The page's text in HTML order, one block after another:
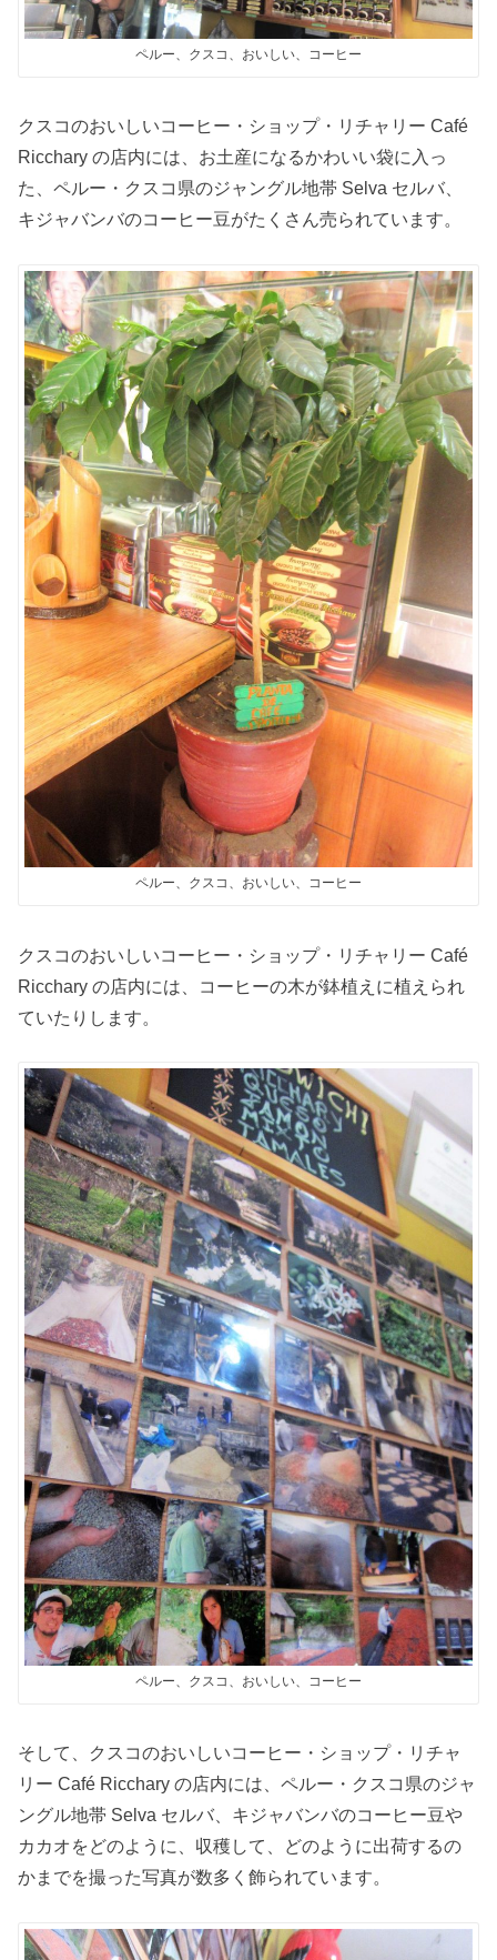
ペルー、クスコ、おいしい、コーヒー
クスコのおいしいコーヒー・ショップ・リチャリー Café
Ricchary の店内には、お土産になるかわいい袋に入っ
た、ペルー・クスコ県のジャングル地帯 Selva セルバ、
キジャバンバのコーヒー豆がたくさん売られています。
ペルー、クスコ、おいしい、コーヒー
クスコのおいしいコーヒー・ショップ・リチャリー Café
Ricchary の店内には、コーヒーの木が鉢植えに植えられ
ていたりします。
ペルー、クスコ、おいしい、コーヒー
そして、クスコのおいしいコーヒー・ショップ・リチャ
リー Café Ricchary の店内には、ペルー・クスコ県のジャ
ングル地帯 Selva セルバ、キジャバンバのコーヒー豆や
カカオをどのように、収穫して、どのように出荷するの
かまでを撮った写真が数多く飾られています。